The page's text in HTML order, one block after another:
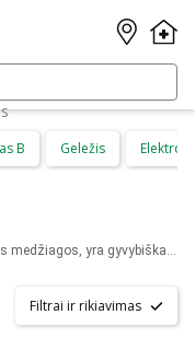
B Geležis
Kas yra vitaminai? Vitaminai, kaip ir mineralinės medžiagos, yra gyvybiškai svarbūs komponentai visaverčiam organizmo funkcionavimui. Vitaminai yra būtini sveikatos stiprinimui ir turi būti vartojami reguliariai, nes maisto produktai ne visada užtikrina kasdienius žmogaus organizmo poreikius. Užsisakykite vitaminus internetinėje vaistinėje Eurovaistine.lt tuoj pat, kad jau šiandien jaustumėtės sveikesni!
Filtrai ir rikiavimas